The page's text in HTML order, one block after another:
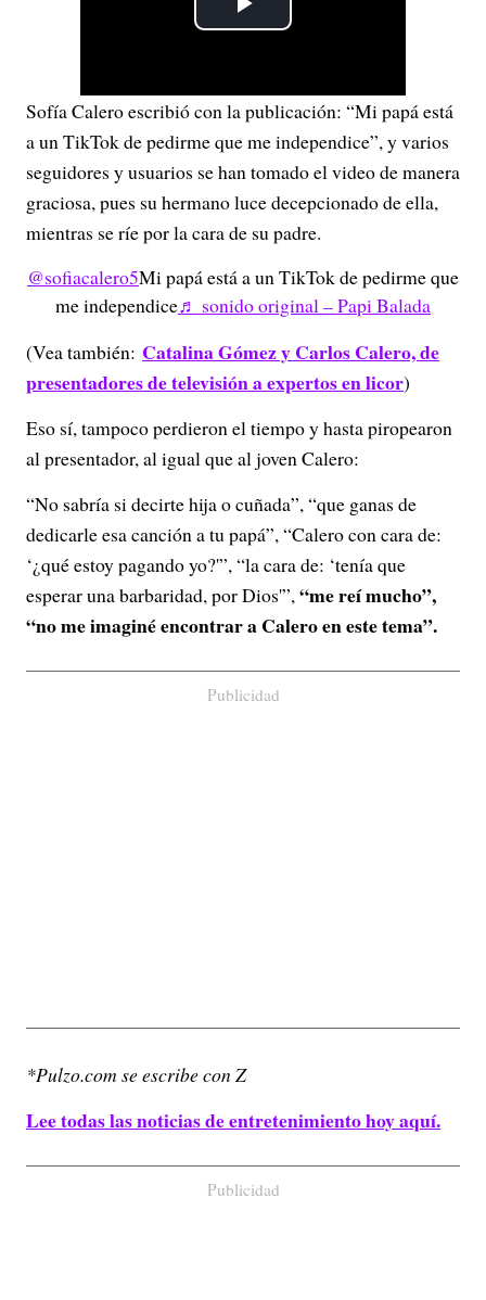
P
a
y
V
i
d
e
o
Sofía Calero escribió con la publicación: “Mi papá está
a un TikTok de pedirme que me independice”, y varios
seguidores y usuarios se han tomado el video de manera
graciosa, pues su hermano luce decepcionado de ella,
mientras se ríe por la cara de su padre.
@sofiacalero5Mi papá está a un TikTok de pedirme que
me independice♬ sonido original – Papi Balada
(Vea también: Catalina Gómez y Carlos Calero, de
presentadores de televisión a expertos en licor)
Eso sí, tampoco perdieron el tiempo y hasta piropearon
al presentador, al igual que al joven Calero:
“No sabría si decirte hija o cuñada”, “que ganas de
dedicarle esa canción a tu papá”, “Calero con cara de:
‘¿qué estoy pagando yo?'”, “la cara de: ‘tenía que
esperar una barbaridad, por Dios'”,“me reí mucho”,
“no me imaginé encontrar a Calero en este tema”.
Publicidad
*Pulzo.com se escribe con Z
Lee todas las noticias de entretenimiento hoy aquí.
Publicidad